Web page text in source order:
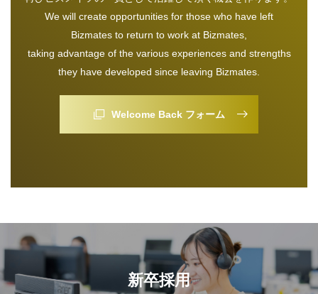
We will create opportunities for those who have left
Bizmates to return to work at Bizmates,
taking advantage of the various experiences and strengths
they have developed since leaving Bizmates.
Welcome Back フォーム
新卒採用